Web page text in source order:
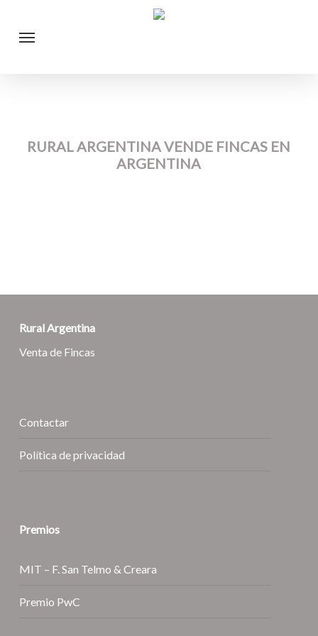
Menu
RURAL ARGENTINA VENDE FINCAS EN
ARGENTINA
Rural Argentina
Venta de Fincas
Contactar
Política de privacidad
Premios
MIT – F. San Telmo & Creara
Premio PwC